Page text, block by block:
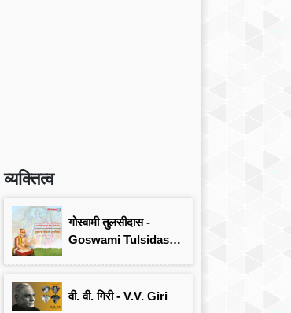
व्यक्तित्व
गोस्वामी तुलसीदास -
Goswami Tulsidas:
वी. वी. गिरी - V.V. Giri